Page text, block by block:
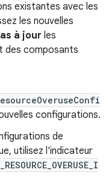
existantes avec les
les nouvelles
à jour les
des composants
configurations.
de
utilisez l'indicateur